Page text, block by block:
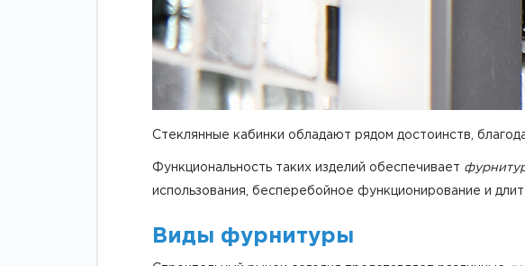
Стеклянные кабинки обладают рядом достоинств,
Функциональность таких изделий обеспечивает
использования, бесперебойное функционирование и
Виды фурнитуры